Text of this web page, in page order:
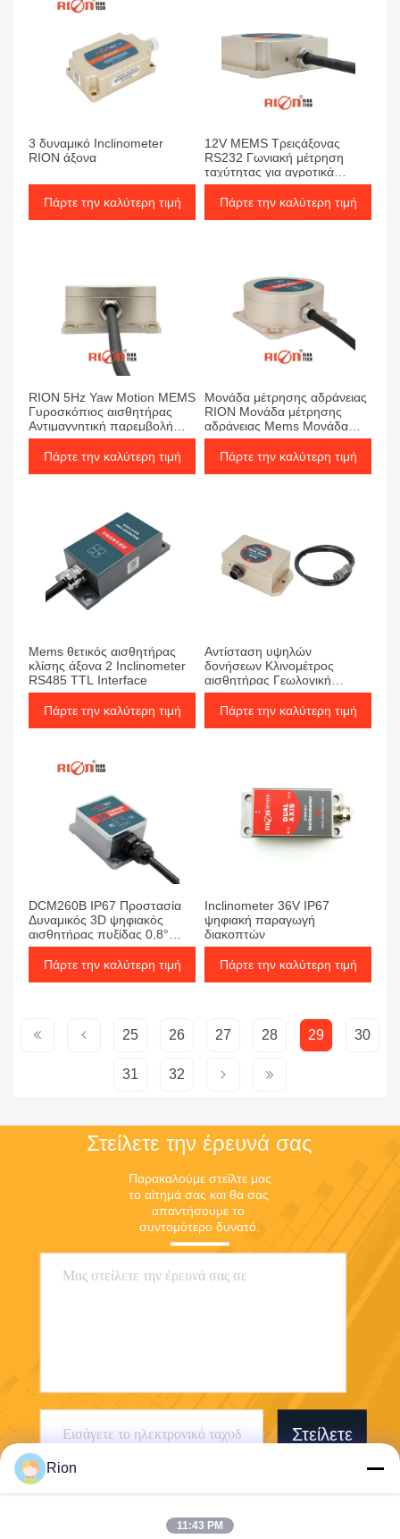
3 δυναμικό Inclinometer
RION άξονα
Πάρτε την καλύτερη τιμή
12V MEMS Τρειςάξονας
RS232 Γωνιακή μέτρηση
ταχύτητας για αγροτικά
οχήματα
Πάρτε την καλύτερη τιμή
RION 5Hz Yaw Motion MEMS
Γυροσκόπιος αισθητήρας
Αντιμαγνητική παρεμβολή
Γωνία άξονα Z
Πάρτε την καλύτερη τιμή
Μονάδα μέτρησης αδράνειας
RION Μονάδα μέτρησης
αδράνειας Mems Μονάδα
μέτρησης αδράνειας RION
Μονάδα μέτρησης αδράνειας
Μονάδα μέτρησης αδράνειας
Μονάδα μέτρησης αδράνειας
Μονάδα μέτρησης αδράνειας
Μονάδα μέτρησης αδράνειας
Μονάδα 0,01 βαθμού
Πάρτε την καλύτερη τιμή
Mems θετικός αισθητήρας
κλίσης άξονα 2 Inclinometer
RS485 TTL Interface
Πάρτε την καλύτερη τιμή
Αντίσταση υψηλών
δονήσεων Κλινομέτρος
αισθητήρας Γεωλογική
παρακολούθηση κλίσης
Πάρτε την καλύτερη τιμή
DCM260B IP67 Προστασία
Δυναμικός 3D ψηφιακός
αισθητήρας πυξίδας 0,8°
ακρίβεια κατεύθυνσης
Πάρτε την καλύτερη τιμή
Inclinometer 36V IP67
ψηφιακή παραγωγή
διακοπτών
Πάρτε την καλύτερη τιμή
25 26 27 28 29 30
31 32
Στείλετε την έρευνά σας
Παρακαλούμε στείλτε μας
το αίτημά σας και θα σας
απαντήσουμε το
συντομότερο δυνατό.
Στείλετε
Rion
11:43 PM